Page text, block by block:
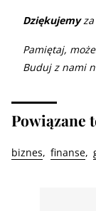
Dziękujemyza
Pamiętaj,
Buduj z nami
Powiązane
biznes finanse